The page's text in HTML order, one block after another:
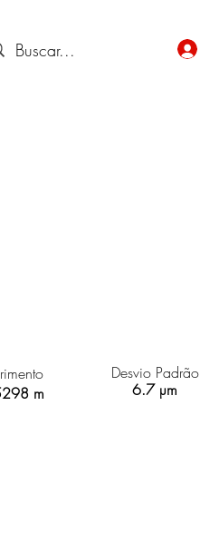
m
Desvio Padrão
6.7 µm